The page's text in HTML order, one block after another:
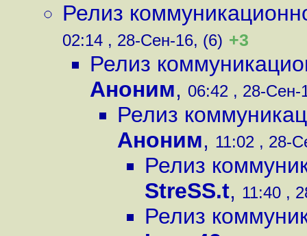
Релиз
02:14 , 28-Сен-16, (6) +3
Релиз
Аноним, 06:42 , 28-Сен-
Релиз
Аноним, 11:02 , 28-
Релиз
StreSS.t, 11:40 ,
Релиз